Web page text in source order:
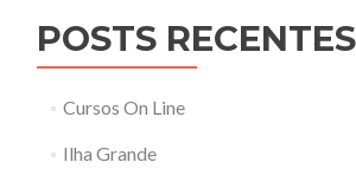
POSTS RECENTES
Cursos On Line
Ilha Grande